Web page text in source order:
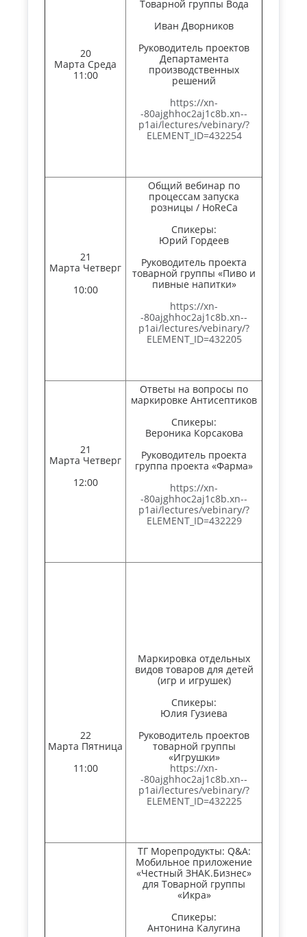
20
Марта Среда
11:00
Товарной группы Вода
Иван Дворников
Руководитель проектов
Департамента
производственных
решений
https://xn-
-80ajghhoc2aj1c8b.xn--
p1ai/lectures/vebinary/?
ELEMENT_ID=432254
21
Марта Четверг
10:00
Общий вебинар по
процессам запуска
розницы / HoReCa
Спикеры:
Юрий Гордеев
Руководитель проекта
товарной группы «Пиво и
пивные напитки»
https://xn-
-80ajghhoc2aj1c8b.xn--
p1ai/lectures/vebinary/?
ELEMENT_ID=432205
21
Марта Четверг
12:00
Ответы на вопросы по
маркировке Антисептиков
Спикеры:
Вероника Корсакова
Руководитель проекта
группа проекта «Фарма»
https://xn-
-80ajghhoc2aj1c8b.xn--
p1ai/lectures/vebinary/?
ELEMENT_ID=432229
22
Марта Пятница
11:00
Маркировка отдельных
видов товаров для детей
(игр и игрушек)
Спикеры:
Юлия Гузиева
Руководитель проектов
товарной группы
«Игрушки»
https://xn-
-80ajghhoc2aj1c8b.xn--
p1ai/lectures/vebinary/?
ELEMENT_ID=432225
ТГ Морепродукты: Q&A:
Мобильное приложение
«Честный ЗНАК.Бизнес»
для Товарной группы
«Икра»
Спикеры:
Антонина Калугина